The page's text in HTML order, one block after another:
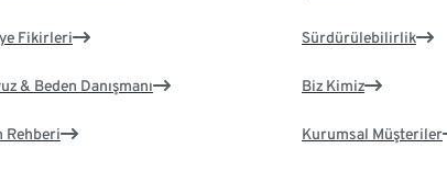
Fikirleri
& Beden Danışmanı
Rehberi
Sürdürülebilirlik
Biz Kimiz
Kurumsal Müşteriler